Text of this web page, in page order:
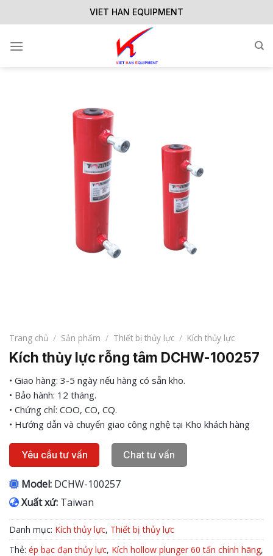
to
VIET HAN EQUIPMENT
Trang chủ / Sản phẩm / Thiết bị thủy lực / Kích thủy lực
Kích thủy lực rỗng tâm DCHW-100257
• Giao hàng: 3-5 ngày nếu hàng có sẵn kho.
• Bảo hành: 12 tháng.
• Chứng chỉ: COO, CO, CQ.
• Hướng dẫn và chuyển giao công nghệ tại Kho khách hàng
Yêu cầu tư vấn Chat tư vấn
Model: DCHW-100257
Xuất xứ: Taiwan
Danh mục: Kích thủy lực, Thiết bị thủy lực
Thẻ: ép bạc đạn thủy lực, Kích hollow plunger 60 tấn chính hãng,